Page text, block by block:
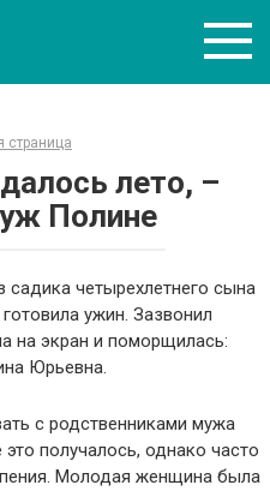
страница
лето, –
Полине
садика четырехлетнего сына
ужин. Зазвонил
на экран и поморщилась:
Юрьевна.
с родственниками мужа
получалось, однако часто
Молодая женщина была